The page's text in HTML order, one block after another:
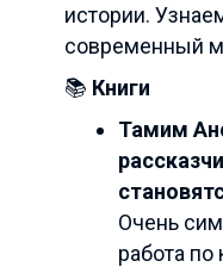
истории.
современный
📚 Книги
Тамим
Очень
работа